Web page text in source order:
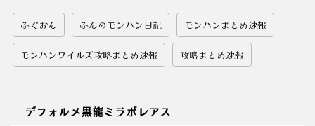
ふぐおん ふんのモンハン日記 モンハンまとめ速報
モンハンワイルズ攻略まとめ速報 攻略まとめ速報
デフォルメ黒龍ミラボレアス